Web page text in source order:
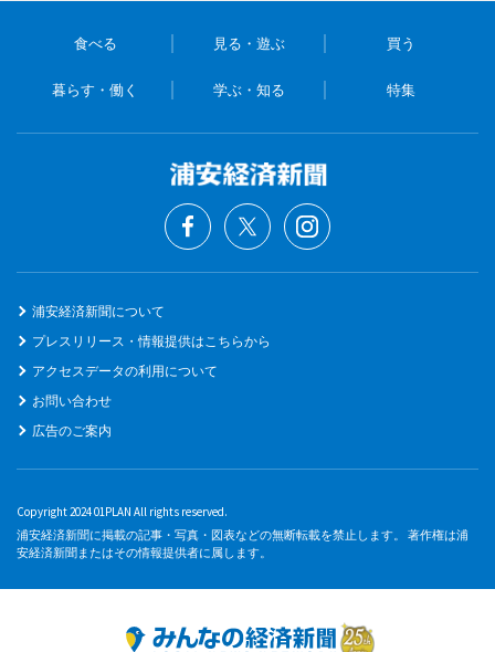
食べる 見る・遊ぶ 買う
暮らす・働く 学ぶ・知る 特集
浦安経済新聞について
プレスリリース・情報提供はこちらから
アクセスデータの利用について
お問い合わせ
広告のご案内
Copyright 2024 01PLAN All rights reserved.
浦安経済新聞に掲載の記事・写真・図表などの無断転載を禁止します。 著作権は浦
安経済新聞またはその情報提供者に属します。